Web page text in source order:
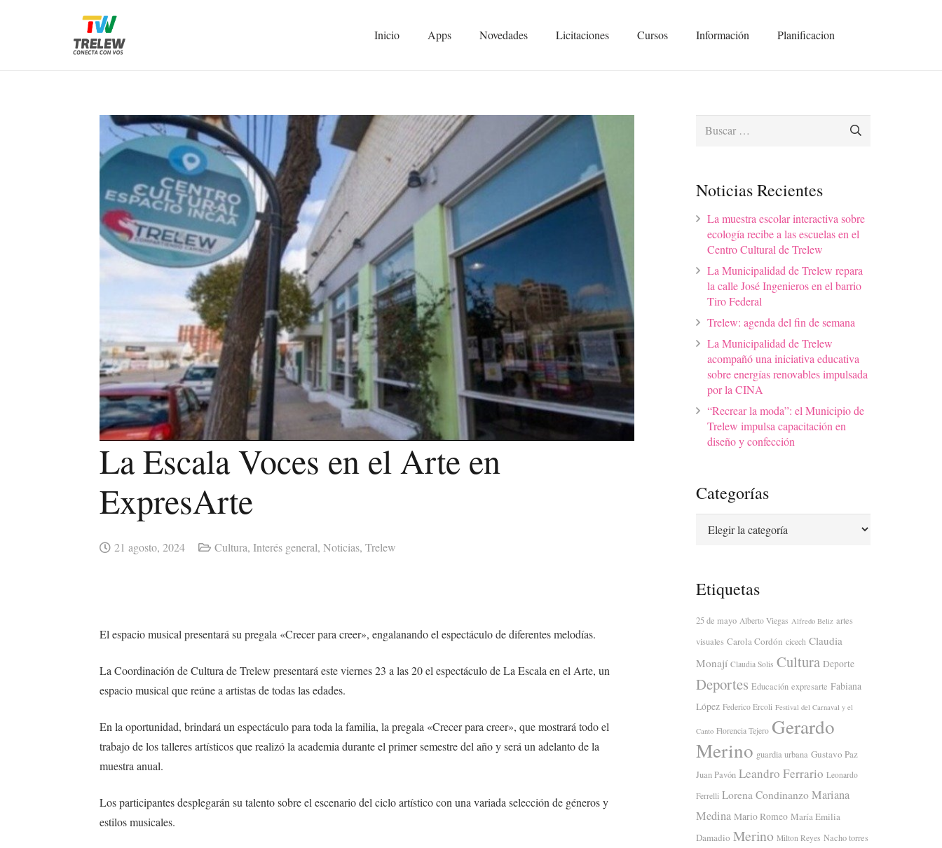
Inicio Apps Novedades Licitaciones Cursos Información Planificacion
La Escala Voces en el Arte en
ExpresArte
21 agosto, 2024 Cultura, Interés general, Noticias, Trelew
El espacio musical presentará su pregala «Crecer para creer», engalanando el espectáculo de diferentes melodías.
La Coordinación de Cultura de Trelew presentará este viernes 23 a las 20 el espectáculo de La Escala en el Arte, un
espacio musical que reúne a artistas de todas las edades.
En la oportunidad, brindará un espectáculo para toda la familia, la pregala «Crecer para creer», que mostrará todo el
trabajo de los talleres artísticos que realizó la academia durante el primer semestre del año y será un adelanto de la
muestra anual.
Los participantes desplegarán su talento sobre el escenario del ciclo artístico con una variada selección de géneros y
estilos musicales.
Buscar:
Noticias Recientes
La muestra escolar interactiva sobre
ecología recibe a las escuelas en el
Centro Cultural de Trelew
La Municipalidad de Trelew repara
la calle José Ingenieros en el barrio
Tiro Federal
Trelew: agenda del fin de semana
La Municipalidad de Trelew
acompañó una iniciativa educativa
sobre energías renovables impulsada
por la CINA
“Recrear la moda”: el Municipio de
Trelew impulsa capacitación en
diseño y confección
Categorías
Etiquetas
25 de mayo Alberto Viegas Alfredo Beliz artes
visuales Carola Cordón cicech Claudia
Monají Claudia Solis Cultura Deporte
Deportes Educación expresarte Fabiana
López Federico Ercoli Festival del Carnaval y el
Canto Florencia Tejero Gerardo
Merino guardia urbana Gustavo Paz
Juan Pavón Leandro Ferrario Leonardo
Ferrelli Lorena Condinanzo Mariana
Medina Mario Romeo María Emilia
Damadio Merino Milton Reyes Nacho torres